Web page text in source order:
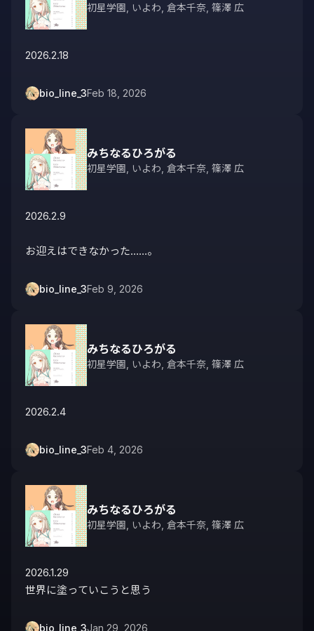
初星学園 いよわ 倉本千奈 篠澤 広
2026.2.18
bio_line_3Feb 18, 2026
みちなるひろがる
初星学園 いよわ 倉本千奈 篠澤 広
2026.2.9
お迎えはできなかった……。
bio_line_3Feb 9, 2026
みちなるひろがる
初星学園 いよわ 倉本千奈 篠澤 広
2026.2.4
bio_line_3Feb 4, 2026
みちなるひろがる
初星学園 いよわ 倉本千奈 篠澤 広
2026.1.29
世界に塗っていこうと思う
bio_line_3Jan 29, 2026